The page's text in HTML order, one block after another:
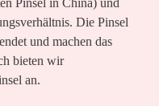
Pinsel in China) und
Die Pinsel
und machen das
bieten wir
an.